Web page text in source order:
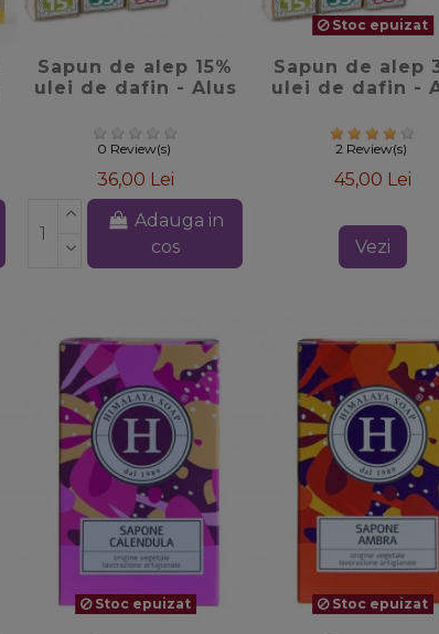
Sapun de alep 15%
ulei de dafin - Alus
0 Review(s)
36,00 Lei
Adauga in
cos
favorite_border
Stoc epuizat
Sapun de alep
ulei de dafin -
2 Review(s)
45,00 Lei
Vezi
favorite_border
Stoc epuizat favorite_border
Stoc epuizat